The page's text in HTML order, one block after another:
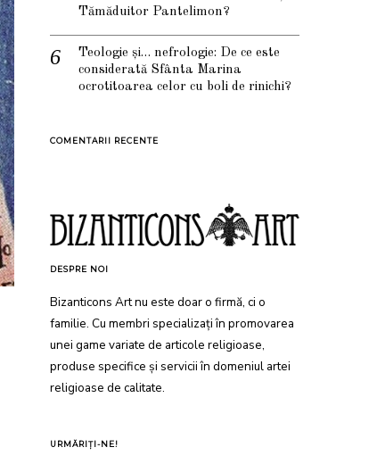
Tămăduitor Pantelimon?
Teologie și… nefrologie: De ce este
considerată Sfânta Marina
ocrotitoarea celor cu boli de rinichi?
COMENTARII RECENTE
DESPRE NOI
Bizanticons Art nu este doar o firmă, ci o
familie. Cu membri specializați în promovarea
unei game variate de articole religioase,
produse specifice și servicii în domeniul artei
religioase de calitate.
URMĂRIȚI-NE!